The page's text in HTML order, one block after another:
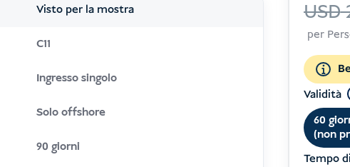
Visto per la mostra
C11
Ingresso singolo
Solo offshore
90 giorni
USD
per
Validità
60
(non
Tempo